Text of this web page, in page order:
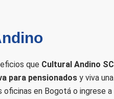
que Cultural Andino SC
para pensionados y viva una
oficinas en Bogotá o ingrese a